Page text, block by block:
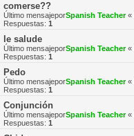
comerse??
Último mensajeporSpanish Teacher«
Respuestas: 1
le salude
Último mensajeporSpanish Teacher«
Respuestas: 1
Pedo
Último mensajeporSpanish Teacher«
Respuestas: 1
Conjunción
Último mensajeporSpanish Teacher«
Respuestas: 1